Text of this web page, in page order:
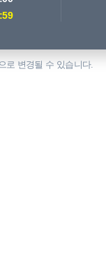
로 변경될 수 있습니다.